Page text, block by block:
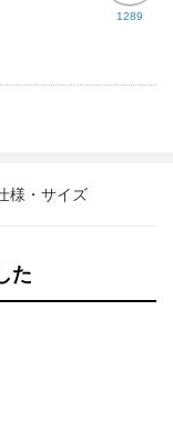
1289
様・サイズ
た